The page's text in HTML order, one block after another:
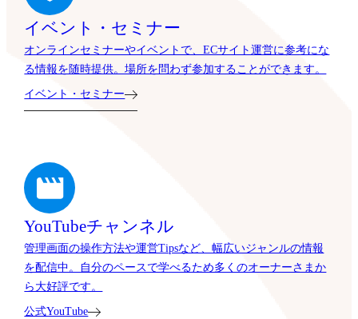
イベント・セミナー
オンラインセミナーやイベントで、ECサイト運営に参考にな
る情報を随時提供。場所を問わず参加することができます。
イベント・セミナー
YouTubeチャンネル
管理画面の操作方法や運営Tipsなど、幅広いジャンルの情報
を配信中。自分のペースで学べるため多くのオーナーさまか
ら大好評です。
公式YouTube